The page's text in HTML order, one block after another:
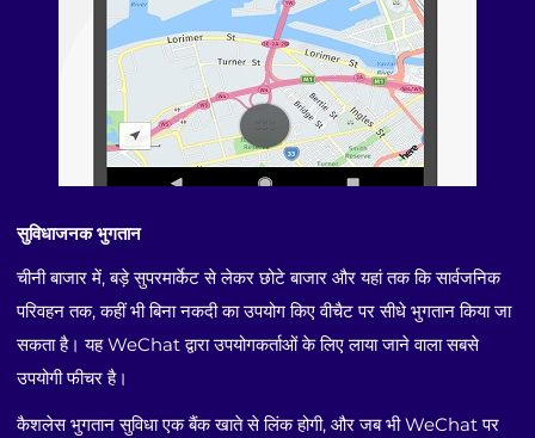
सुविधाजनक भुगतान
चीनी बाजार में, बड़े सुपरमार्केट से लेकर छोटे बाजार और यहां तक कि सार्वजनिक
परिवहन तक, कहीं भी बिना नकदी का उपयोग किए वीचैट पर सीधे भुगतान किया जा
सकता है। यह WeChat द्वारा उपयोगकर्ताओं के लिए लाया जाने वाला सबसे
उपयोगी फीचर है।
कैशलेस भुगतान सुविधा एक बैंक खाते से लिंक होगी, और जब भी WeChat पर